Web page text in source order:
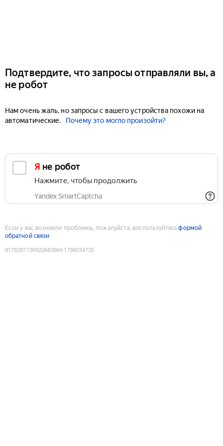
Подтвердите, что запросы отправляли вы, а
не робот
Нам очень жаль, но запросы с вашего устройства похожи на
автоматические.
Почему это могло произойти?
Я не робот
Нажмите, чтобы продолжить
Yandex SmartCaptcha
Если у вас возникли проблемы, пожалуйста, воспользуйтесьформой
обратной связи
9178297736922683864:1786034735